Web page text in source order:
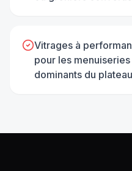
Vitrages à
pour les
dominants du